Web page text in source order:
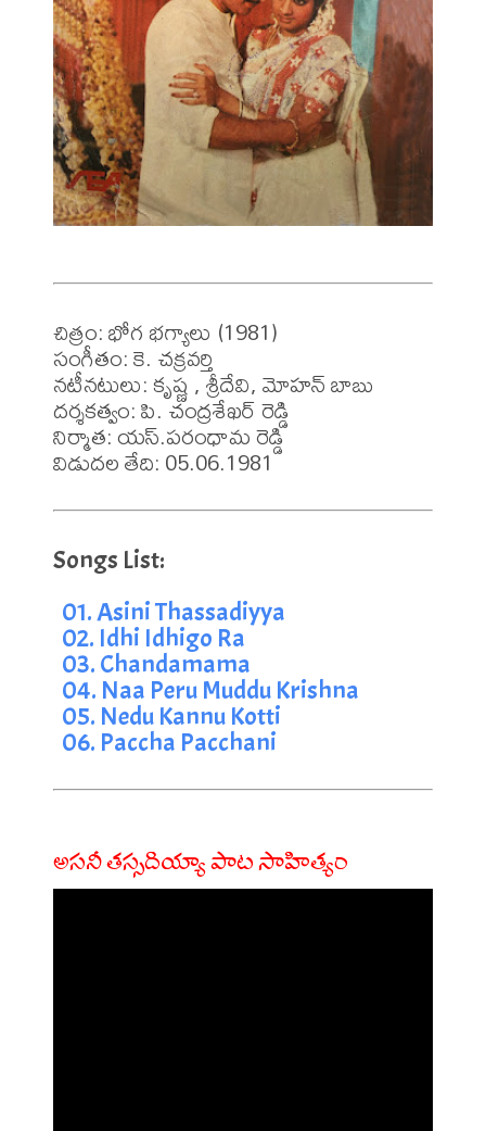
చిత్రం: భోగ భగ్యాలు (1981)
సంగీతం: కె. చక్రవర్తి
నటీనటులు: కృష్ణ , శ్రీదేవి, మోహన్ బాబు
దర్శకత్వం: పి. చంద్రశేఖర్ రెడ్డి
నిర్మాత: యస్.పరంధామ రెడ్డి
విడుదల తేది: 05.06.1981
01. Asini Thassadiyya
02. Idhi Idhigo Ra
03. Chandamama
04. Naa Peru Muddu Krishna
05. Nedu Kannu Kotti
06. Paccha Pacchani
అసనీ తస్సదియ్యా పాట సాహిత్యం